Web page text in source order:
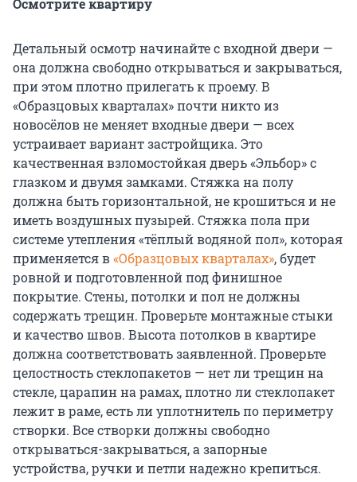
Осмотрите квартиру
Детальный осмотр начинайте с входной двери —
она должна свободно открываться и закрываться,
при этом плотно прилегать к проему. В
«Образцовых кварталах» почти никто из
новосёлов не меняет входные двери — всех
устраивает вариант застройщика. Это
качественная взломостойкая дверь «Эльбор» с
глазком и двумя замками. Стяжка на полу
должна быть горизонтальной, не крошиться и не
иметь воздушных пузырей. Стяжка пола при
системе утепления «тёплый водяной пол», которая
применяется в«Образцовых кварталах», будет
ровной и подготовленной под финишное
покрытие. Стены, потолки и пол не должны
содержать трещин. Проверьте монтажные стыки
и качество швов. Высота потолков в квартире
должна соответствовать заявленной. Проверьте
целостность стеклопакетов — нет ли трещин на
стекле, царапин на рамах, плотно ли стеклопакет
лежит в раме, есть ли уплотнитель по периметру
створки. Все створки должны свободно
открываться-закрываться, а запорные
устройства, ручки и петли надежно крепиться.